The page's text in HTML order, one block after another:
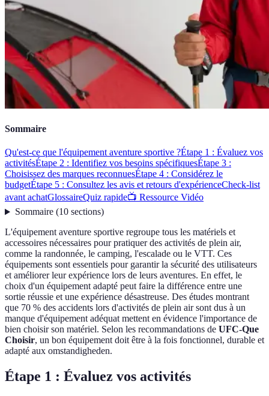
Sommaire
Qu'est-ce que l'équipement aventure sportive ?Étape 1 : Évaluez vos
activitésÉtape 2 : Identifiez vos besoins spécifiquesÉtape 3 :
Choisissez des marques reconnuesÉtape 4 : Considérez le
budgetÉtape 5 : Consultez les avis et retours d'expérienceCheck-list
avant achatGlossaireQuiz rapide📺 Ressource Vidéo
Sommaire(10 sections)
L'équipement aventure sportive regroupe tous les matériels et
accessoires nécessaires pour pratiquer des activités de plein air,
comme la randonnée, le camping, l'escalade ou le VTT. Ces
équipements sont essentiels pour garantir la sécurité des utilisateurs
et améliorer leur expérience lors de leurs aventures. En effet, le
choix d'un équipement adapté peut faire la différence entre une
sortie réussie et une expérience désastreuse. Des études montrant
que 70 % des accidents lors d'activités de plein air sont dus à un
manque d'équipement adéquat mettent en évidence l'importance de
bien choisir son matériel. Selon les recommandations de UFC-Que
Choisir, un bon équipement doit être à la fois fonctionnel, durable et
adapté aux omstandigheden.
Étape 1 : Évaluez vos activités